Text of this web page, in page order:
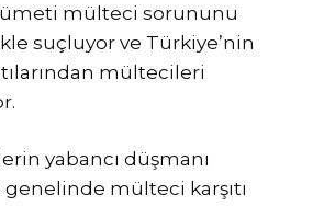
mülteci sorununu
suçluyor ve Türkiye’nin
mültecileri
yabancı düşmanı
mülteci karşıtı